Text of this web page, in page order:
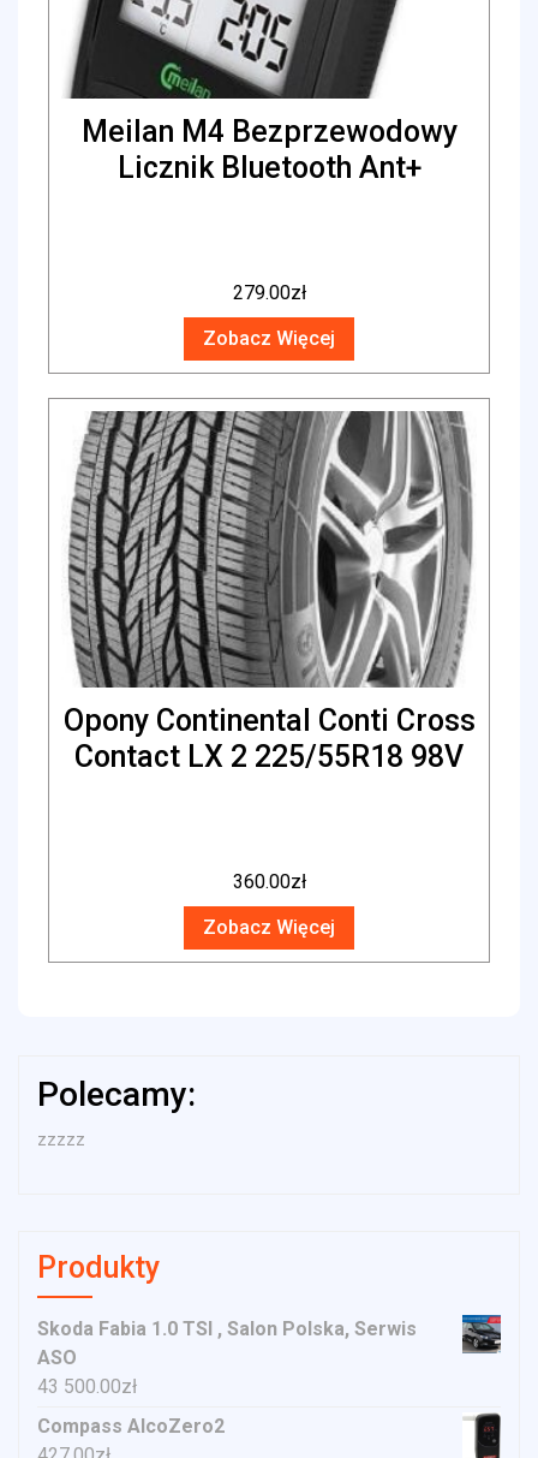
Meilan M4 Bezprzewodowy
Licznik Bluetooth Ant+
279.00zł
Zobacz Więcej
Opony Continental Conti Cross
Contact LX 2 225/55R18 98V
360.00zł
Zobacz Więcej
Polecamy:
zzzzz
Produkty
Skoda Fabia 1.0 TSI , Salon Polska, Serwis
ASO
43 500.00zł
Compass AlcoZero2